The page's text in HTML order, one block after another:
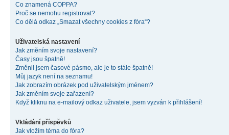
Co znamená COPPA?
Proč se nemohu registrovat?
Co dělá odkaz „Smazat všechny cookies z fóra“?
Uživatelská nastavení
Jak změním svoje nastavení?
Časy jsou špatně!
Změnil jsem časové pásmo, ale je to stále špatně!
Můj jazyk není na seznamu!
Jak zobrazím obrázek pod uživatelským jménem?
Jak změním svoje zařazení?
Když kliknu na e-mailový odkaz uživatele, jsem vyzván k přihlášení!
Vkládání příspěvků
Jak vložím téma do fóra?